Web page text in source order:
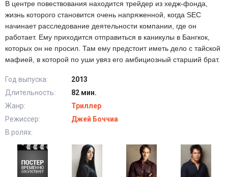
В центре повествования находится трейдер из хедж-фонда,
жизнь которого становится очень напряженной, когда SEC
начинает расследование деятельности компании, где он
работает. Ему приходится отправиться в каникулы в Бангкок,
которых он не просил. Там ему предстоит иметь дело с тайской
мафией, в которой по уши увяз его амбициозный старший брат.
Год выпуска:
2013
Длительность:
82 мин.
Жанр:
Триллер
Режиссер:
Джей Боччиа
В ролях: